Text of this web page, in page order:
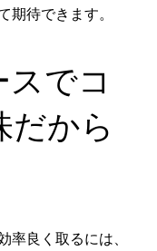
期待できます。
でコ
だから
率良く取るには、